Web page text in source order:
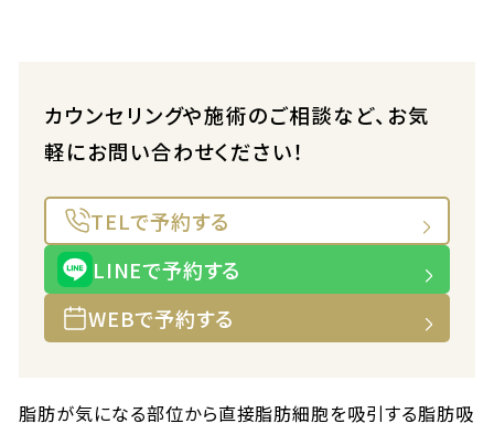
カウンセリングや施術のご相談など、お気
軽にお問い合わせください！
TELで予約する
LINEで予約する
WEBで予約する
脂肪が気になる部位から直接脂肪細胞を吸引する脂肪吸